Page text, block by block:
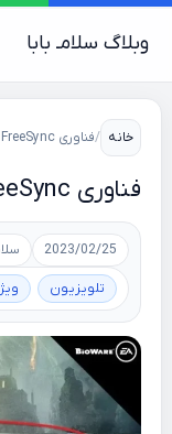
وبلاگ سلامـ بابا
خانه /فناوری FreeSync چیست؟
فناوری FreeSync چیست؟
2023/02/25
تلویزیون